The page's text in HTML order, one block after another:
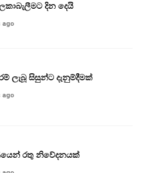
දින දෙයි
ago
ලැබූ සිසුන්ට දැනුම්දීමක්
ago
රතු නිවේදනයක්